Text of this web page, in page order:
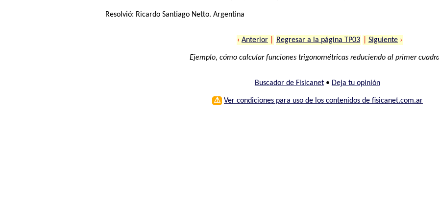
Resolvió: Ricardo Santiago Netto. Argentina
‹ Anterior Regresar a la página TP03 Siguiente ›
Ejemplo, cómo calcular funciones trigonométricas reduciendo al primer
Buscador de Fisicanet• Deja tu opinión
⚠ Ver condiciones para uso de los contenidos de fisicanet.com.ar